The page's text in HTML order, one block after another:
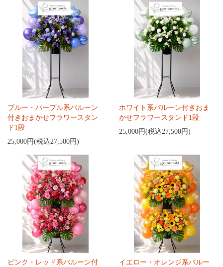
ブルー・パープル系バルーン
付きおまかせフラワースタン
ド1段
25,000円(税込27,500円)
ホワイト系バルーン付きおま
かせフラワースタンド1段
25,000円(税込27,500円)
ピンク・レッド系バルーン付
イエロー・オレンジ系バルー